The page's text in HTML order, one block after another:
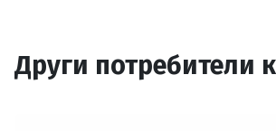
Други потребители